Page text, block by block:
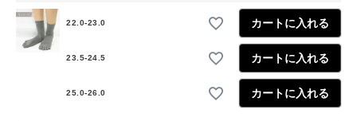
22.0-23.0 カートに入れる
23.5-24.5 カートに入れる
25.0-26.0 カートに入れる